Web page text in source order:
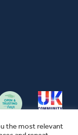
the most relevant